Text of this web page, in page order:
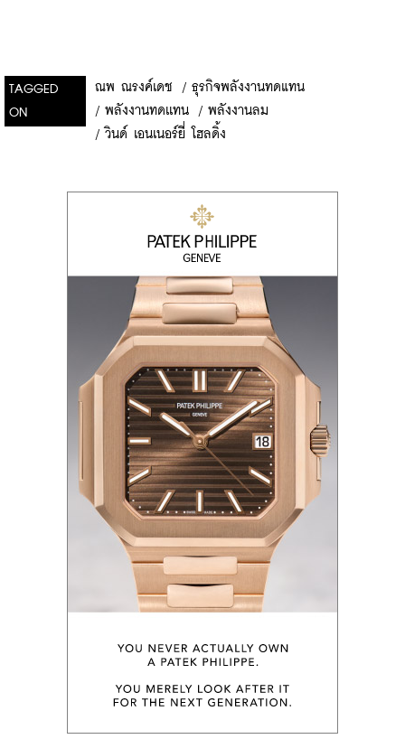
TAGGED
ON
ณพ ณรงค์เดช / ธุรกิจพลังงานทดแทน
/ พลังงานทดเเทน / พลังงานลม
/ วินด์ เอนเนอร์ยี่ โฮลดิ้ง